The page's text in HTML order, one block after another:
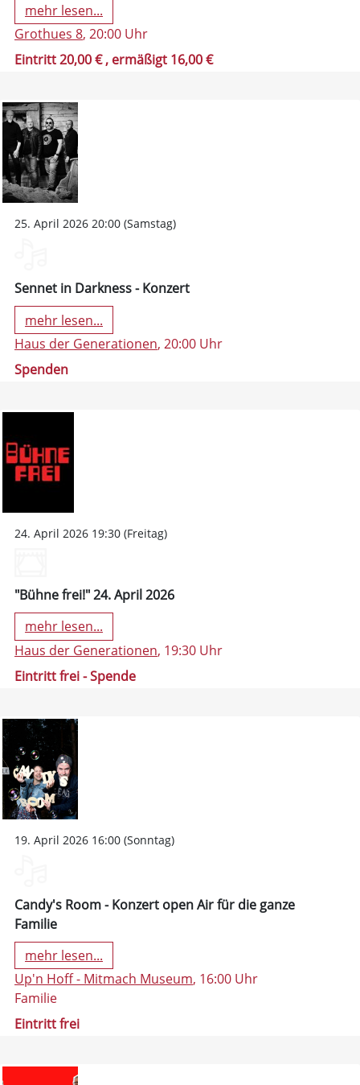
mehr lesen...
Grothues 8, 20:00 Uhr
Eintritt 20,00 €, ermäßigt 16,00 €
25. April 2026 20:00 (Samstag)
Sennet in Darkness - Konzert
mehr lesen...
Haus der Generationen, 20:00 Uhr
Spenden
24. April 2026 19:30 (Freitag)
"Bühne frei!" 24. April 2026
mehr lesen...
Haus der Generationen, 19:30 Uhr
Eintritt frei - Spende
19. April 2026 16:00 (Sonntag)
Candy's Room - Konzert open Air für die ganze
Familie
mehr lesen...
Up'n Hoff - Mitmach Museum, 16:00 Uhr
Familie
Eintritt frei